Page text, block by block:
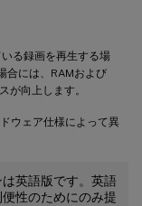
る録画を再生する場
合には、RAMおよび
が向上します。
ウェア仕様によって異
英語版です。英語
性のためにのみ提